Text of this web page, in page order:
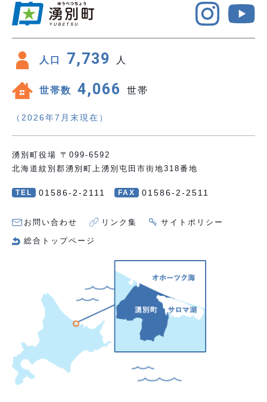
人口 7,739 人
世帯数 4,066 世帯
（2026年7月末現在）
湧別町役場 〒099-6592
北海道紋別郡湧別町上湧別屯田市街地318番地
TEL 01586-2-2111 FAX 01586-2-2511
お問い合わせ リンク集 サイトポリシー
総合トップページ